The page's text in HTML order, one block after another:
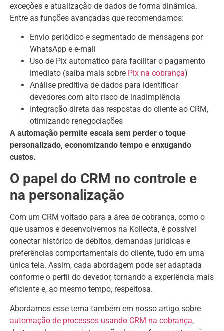
exceções e atualização de dados de forma dinâmica.
Entre as funções avançadas que recomendamos:
Envio periódico e segmentado de mensagens por
WhatsApp e e-mail
Uso de Pix automático para facilitar o pagamento
imediato (saiba mais sobre Pix na cobrança)
Análise preditiva de dados para identificar
devedores com alto risco de inadimplência
Integração direta das respostas do cliente ao CRM,
otimizando renegociações
A automação permite escala sem perder o toque
personalizado, economizando tempo e enxugando
custos.
O papel do CRM no controle e
na personalização
Com um CRM voltado para a área de cobrança, como o
que usamos e desenvolvemos na Kollecta, é possível
conectar histórico de débitos, demandas jurídicas e
preferências comportamentais do cliente, tudo em uma
única tela. Assim, cada abordagem pode ser adaptada
conforme o perfil do devedor, tornando a experiência mais
eficiente e, ao mesmo tempo, respeitosa.
Abordamos esse tema também em nosso artigo sobre
automação de processos usando CRM na cobrança,